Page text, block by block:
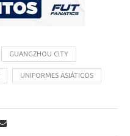
GUANGZHOU CITY
UNIFORMES ASIÁTICOS